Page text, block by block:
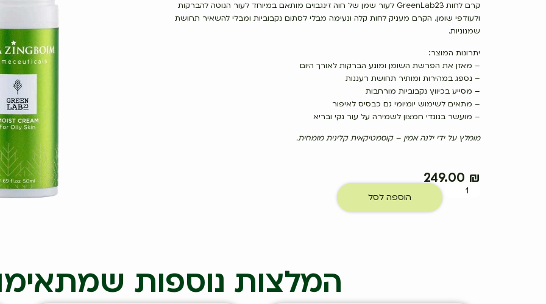
קרם לחות GreenLab23 לעור שמן של חוה זינגבוים מותאם במיוחד לעור הנוטה להברקות
ולעודפי שומן. הקרם מעניק לחות קלה ונעימה מבלי לסתום נקבוביות ומבלי להשאיר תחושת
שמנוניות.
יתרונות המוצר:
– מאזן את הפרשת השומן ומונע הברקות לאורך היום
– נספג במהירות ומותיר תחושת רעננות
– מסייע בכיווץ נקבוביות מורחבות
– מתאים לשימוש יומיומי גם כבסיס לאיפור
– מועשר בנוגדי חמצון לשמירה על עור נקי ובריא
מומלץ על ידי ילנה אמין – קוסמטיקאית קלינית מומחית.
249.00 ₪
הוספה לסל
המלצות נוספות